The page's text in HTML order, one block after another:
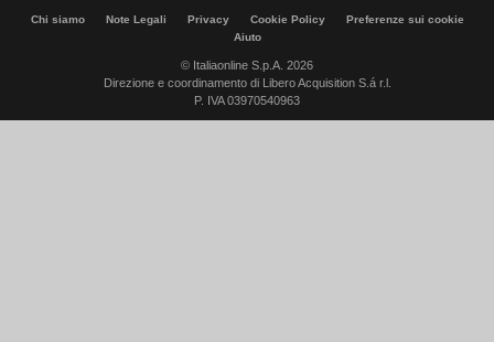
Chi siamo Note Legali Privacy Cookie Policy
Preferenze sui cookie
Aiuto
© Italiaonline S.p.A. 2026
Direzione e coordinamento di Libero Acquisition S.á r.l.
P. IVA 03970540963